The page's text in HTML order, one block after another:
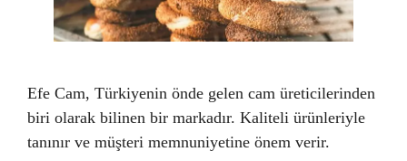
Efe Cam, Türkiyenin önde gelen cam üreticilerinden
biri olarak bilinen bir markadır. Kaliteli ürünleriyle
tanınır ve müşteri memnuniyetine önem verir.